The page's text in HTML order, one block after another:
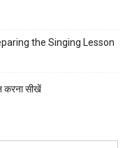
the Singing Lesson
करना सीखें